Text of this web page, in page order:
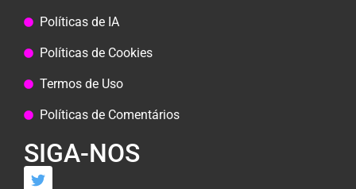
Políticas de IA
Políticas de Cookies
Termos de Uso
Políticas de Comentários
SIGA-NOS